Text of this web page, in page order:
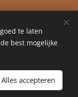
te laten
best mogelijke
Alles accepteren